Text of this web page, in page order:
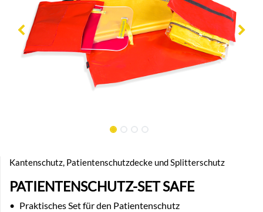
Kantenschutz, Patientenschutzdecke und Splitterschutz
PATIENTENSCHUTZ-SET SAFE
• Praktisches Set für den Patientenschutz